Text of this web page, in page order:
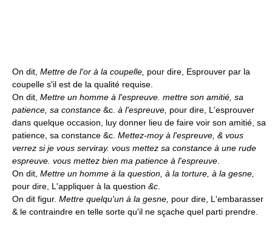
On dit, Mettre de l'or à la coupelle, pour dire, Esprouver par la
coupelle s'il est de la qualité requise.
On dit, Mettre un homme à l'espreuve. mettre son amitié, sa
patience, sa constance &c. à l'espreuve, pour dire, L'esprouver
dans quelque occasion, luy donner lieu de faire voir son amitié, sa
patience, sa constance &c. Mettez-moy à l'espreuve, & vous
verrez si je vous serviray. vous mettez sa constance à une rude
espreuve. vous mettez bien ma patience à l'espreuve
On dit, Mettre un homme à la question, à la torture, à la gesne,
pour dire, L'appliquer à la question &c
On dit figur. Mettre quelqu'un à la gesne, pour dire, L'embarasser
& le contraindre en telle sorte qu'il ne sçache quel parti prendre.